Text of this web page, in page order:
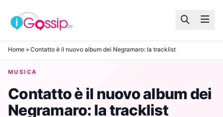
Skip to content
Home » Contatto è il nuovo album dei Negramaro: la tracklist
MUSICA
Contatto è il nuovo album dei
Negramaro: la tracklist